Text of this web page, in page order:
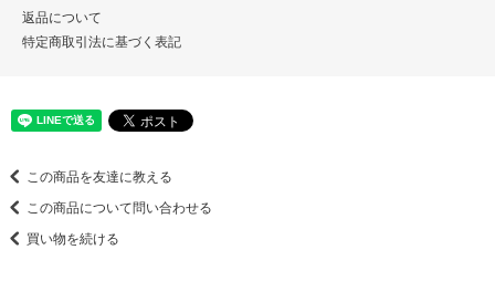
返品について
特定商取引法に基づく表記
この商品を友達に教える
この商品について問い合わせる
買い物を続ける